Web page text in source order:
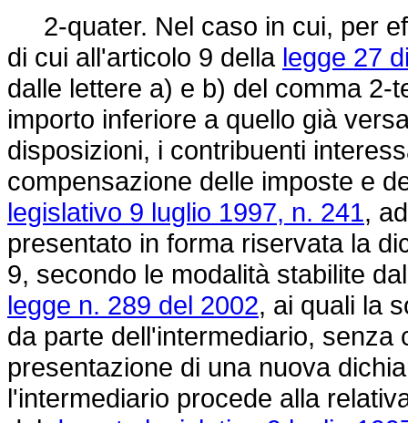
2-quater. Nel caso in cui, per
di cui all'articolo 9 della legge 27
dalle lettere a) e b) del comma 2-
importo inferiore a quello già
disposizioni, i contribuenti
compensazione delle imposte e
legislativo 9 luglio 1997, n. 241,
presentato in forma riservata la
9, secondo le modalità stabilite
legge n. 289 del 2002, ai quali la
da parte dell'intermediario,
presentazione di una nuova
l'intermediario procede alla